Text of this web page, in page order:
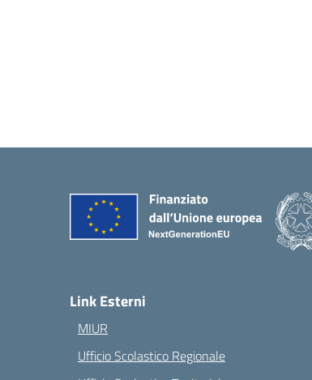
Link Esterni
MIUR
Ufficio Scolastico Regionale